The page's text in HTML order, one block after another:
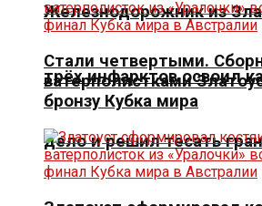
Железнодорожник из
трёх инфарктов освоил
дело и решил тесать
Стали четвертыми.
ватерполистками
бронзу Кубка мира